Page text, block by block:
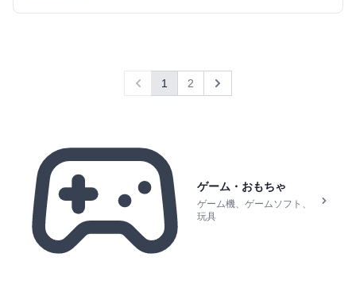
ゲーム・おもちゃ
ゲーム機、ゲームソフト、
玩具
Previous
1 2 Next